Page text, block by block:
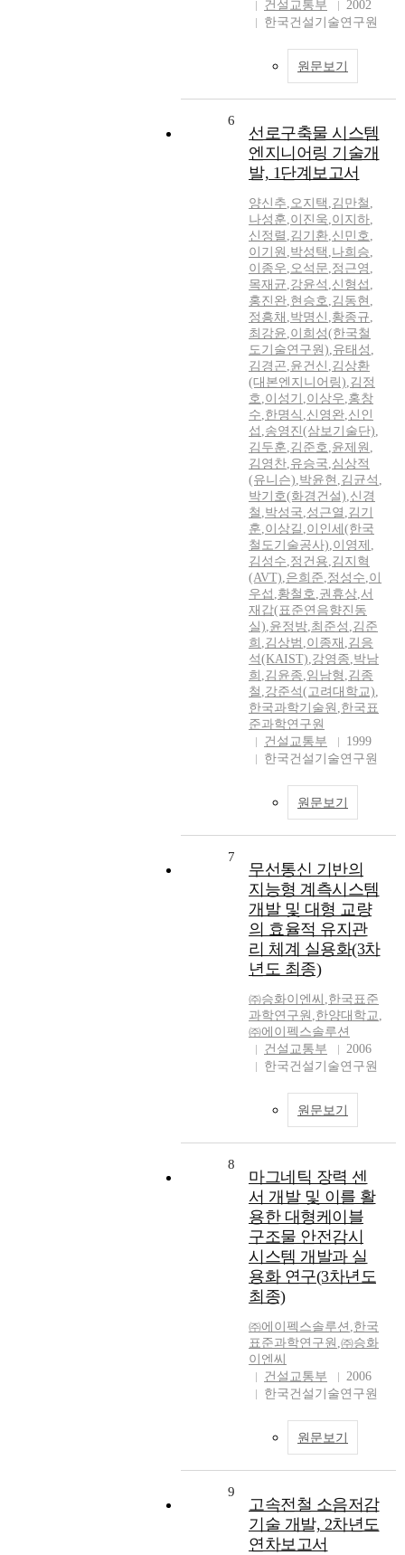
건설교통부
2002
한국건설기술연구원
원문보기
6
선로구축물 시스템
엔지니어링 기술개
발, 1단계보고서
양신추,오지택 ,김만철 ,
나성훈,이진욱,이지하,
신정렬 ,김기환,신민호,
이기원 ,박성택 ,나희승,
이종우,오석문,정근영 ,
목재균,강윤석 ,신형섭 ,
홍진완,현승호,김동현 ,
정흥채 ,박명신 ,황종규,
최강윤,이희성(한국철
도기술연구원),유태성 ,
김경곤,윤건신 ,김상환
(대본엔지니어링),김정
호,이성기 ,이상우,홍창
수,한명식 ,신영완,신인
섭 ,송영진(삼보기술단),
김두훈,김준호,윤제원 ,
김영찬,유승국,심상적
(유니슨),박윤현 ,김균석 ,
박기호(화경건설),신경
철 ,박성국,성근열 ,김기
훈,이상길 ,이인세(한국
철도기술공사),이영제 ,
김성수,정건용,김지혁
(AVT),은희준,정성수,이
우섭 ,황철호,권휴상,서
재갑(표준연음향진동
실),윤정방,최준성 ,김준
희 ,김상범 ,이종재 ,김응
석(KAIST),강영종,박남
희 ,김윤종,임남형 ,김종
철 ,강준석(고려대학교),
한국과학기술원 ,한국표
준과학연구원
건설교통부
1999
한국건설기술연구원
원문보기
7
무선통신 기반의
지능형 계측시스템
개발 및 대형 교량
의 효율적 유지관
리 체계 실용화(3차
년도 최종)
㈜승화이엔씨 ,한국표준
과학연구원 ,한양대학교,
㈜에이펙스솔루션
건설교통부
2006
한국건설기술연구원
원문보기
8
마그네틱 장력 센
서 개발 및 이를 활
용한 대형케이블
구조물 안전감시
시스템 개발과 실
용화 연구(3차년도
최종)
㈜에이펙스솔루션 ,한국
표준과학연구원 ,㈜승화
이엔씨
건설교통부
2006
한국건설기술연구원
원문보기
9
고속전철 소음저감
기술 개발, 2차년도
연차보고서